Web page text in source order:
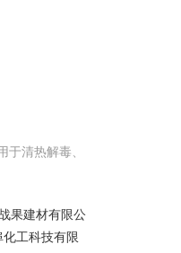
清热解毒、
果建材有限公
化工科技有限